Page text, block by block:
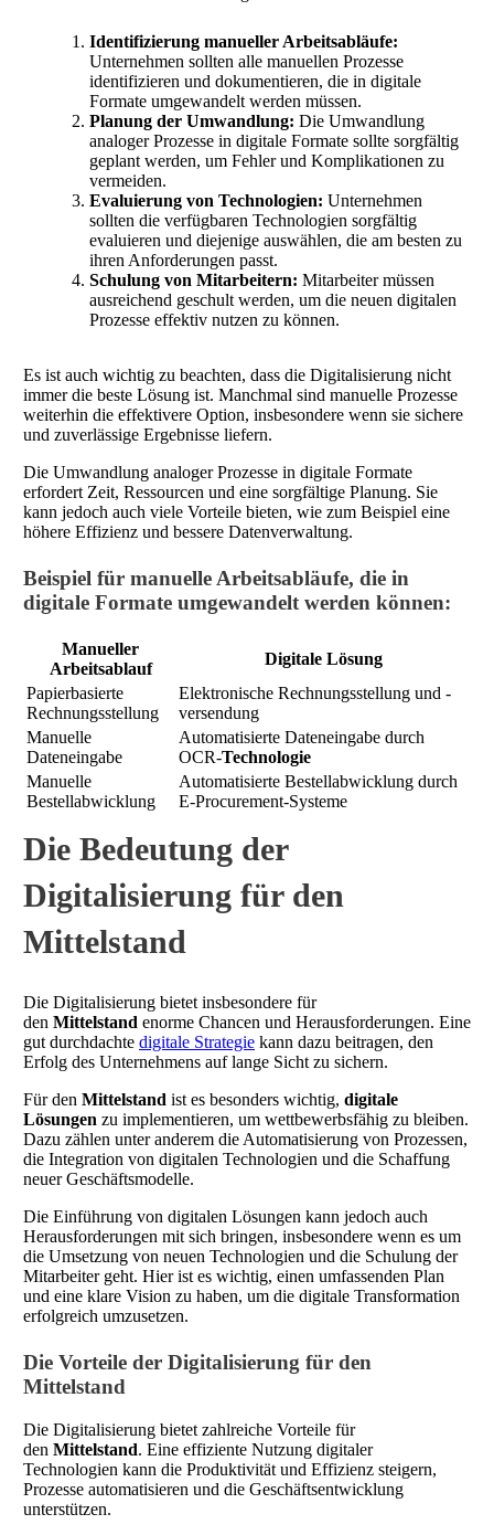
Identifizierung manueller Arbeitsabläufe:
Unternehmen sollten alle manuellen Prozesse
identifizieren und dokumentieren, die in digitale
Formate umgewandelt werden müssen.
Planung der Umwandlung: Die Umwandlung
analoger Prozesse in digitale Formate sollte sorgfältig
geplant werden, um Fehler und Komplikationen zu
vermeiden.
Evaluierung von Technologien: Unternehmen
sollten die verfügbaren Technologien sorgfältig
evaluieren und diejenige auswählen, die am besten zu
ihren Anforderungen passt.
Schulung von Mitarbeitern: Mitarbeiter müssen
ausreichend geschult werden, um die neuen digitalen
Prozesse effektiv nutzen zu können.
Es ist auch wichtig zu beachten, dass die Digitalisierung nicht
immer die beste Lösung ist. Manchmal sind manuelle Prozesse
weiterhin die effektivere Option, insbesondere wenn sie sichere
und zuverlässige Ergebnisse liefern.
Die Umwandlung analoger Prozesse in digitale Formate
erfordert Zeit, Ressourcen und eine sorgfältige Planung. Sie
kann jedoch auch viele Vorteile bieten, wie zum Beispiel eine
höhere Effizienz und bessere Datenverwaltung.
Beispiel für manuelle Arbeitsabläufe, die in
digitale Formate umgewandelt werden können:
Manueller
Arbeitsablauf
Digitale Lösung
Papierbasierte
Rechnungsstellung
Elektronische Rechnungsstellung und -
versendung
Manuelle
Dateneingabe
Automatisierte Dateneingabe durch
OCR-Technologie
Manuelle
Bestellabwicklung
Automatisierte Bestellabwicklung durch
E-Procurement-Systeme
Die Bedeutung der
Digitalisierung für den
Mittelstand
Die Digitalisierung bietet insbesondere für
den Mittelstand enorme Chancen und Herausforderungen. Eine
gut durchdachte digitale Strategie kann dazu beitragen, den
Erfolg des Unternehmens auf lange Sicht zu sichern.
Für den Mittelstand ist es besonders wichtig, digitale
Lösungen zu implementieren, um wettbewerbsfähig zu bleiben.
Dazu zählen unter anderem die Automatisierung von Prozessen,
die Integration von digitalen Technologien und die Schaffung
neuer Geschäftsmodelle.
Die Einführung von digitalen Lösungen kann jedoch auch
Herausforderungen mit sich bringen, insbesondere wenn es um
die Umsetzung von neuen Technologien und die Schulung der
Mitarbeiter geht. Hier ist es wichtig, einen umfassenden Plan
und eine klare Vision zu haben, um die digitale Transformation
erfolgreich umzusetzen.
Die Vorteile der Digitalisierung für den
Mittelstand
Die Digitalisierung bietet zahlreiche Vorteile für
den Mittelstand. Eine effiziente Nutzung digitaler
Technologien kann die Produktivität und Effizienz steigern,
Prozesse automatisieren und die Geschäftsentwicklung
unterstützen.